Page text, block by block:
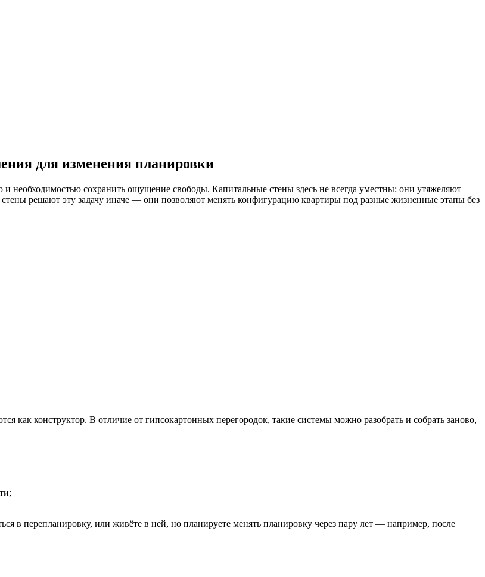
для изменения планировки
необходимостью сохранить ощущение свободы. Капитальные стены здесь не всегда уместны: они утяжеляют
решают эту задачу иначе — они позволяют менять конфигурацию квартиры под разные жизненные этапы без
как конструктор. В отличие от гипсокартонных перегородок, такие системы можно разобрать и собрать заново,
в перепланировку, или живёте в ней, но планируете менять планировку через пару лет — например, после